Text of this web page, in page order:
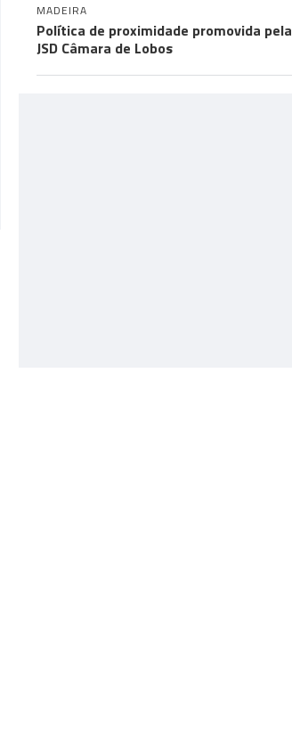
MADEIRA
Política de proximidade promovida pela
JSD Câmara de Lobos